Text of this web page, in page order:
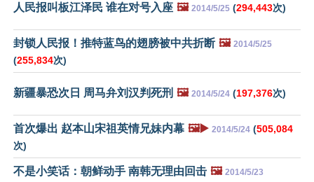
人民报叫板江泽民 谁在对号入座 🖼️ 2014/5/25 (294,443次)
封锁人民报！推特蓝鸟的翅膀被中共折断 🖼️ 2014/5/25
(255,834次)
新疆暴恐次日 周马弁刘汉判死刑 🖼️ 2014/5/24 (197,376次)
首次爆出 赵本山宋祖英情兄妹内幕 🖼️▶️ 2014/5/24 (505,084
次)
不是小笑话：朝鲜动手 南韩无理由回击 🖼️ 2014/5/23